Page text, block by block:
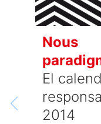
Nous
El
2014